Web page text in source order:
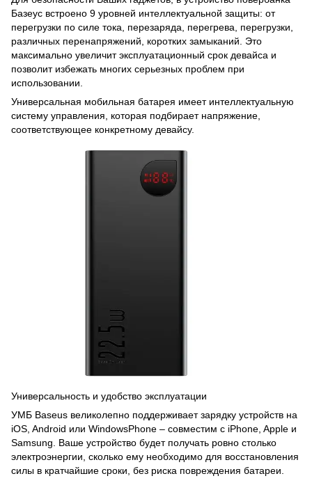
Базеус встроено 9 уровней интеллектуальной защиты: от
перегрузки по силе тока, перезаряда, перегрева, перегрузки,
различных перенапряжений, коротких замыканий. Это
максимально увеличит эксплуатационный срок девайса и
позволит избежать многих серьезных проблем при
использовании.
Универсальная мобильная батарея имеет интеллектуальную
систему управления, которая подбирает напряжение,
соответствующее конкретному девайсу.
Универсальность и удобство эксплуатации
УМБ Baseus великолепно поддерживает зарядку устройств на
iOS, Android или WindowsPhone – совместим с iPhone, Apple и
Samsung. Ваше устройство будет получать ровно столько
электроэнергии, сколько ему необходимо для восстановления
силы в кратчайшие сроки, без риска повреждения батареи.